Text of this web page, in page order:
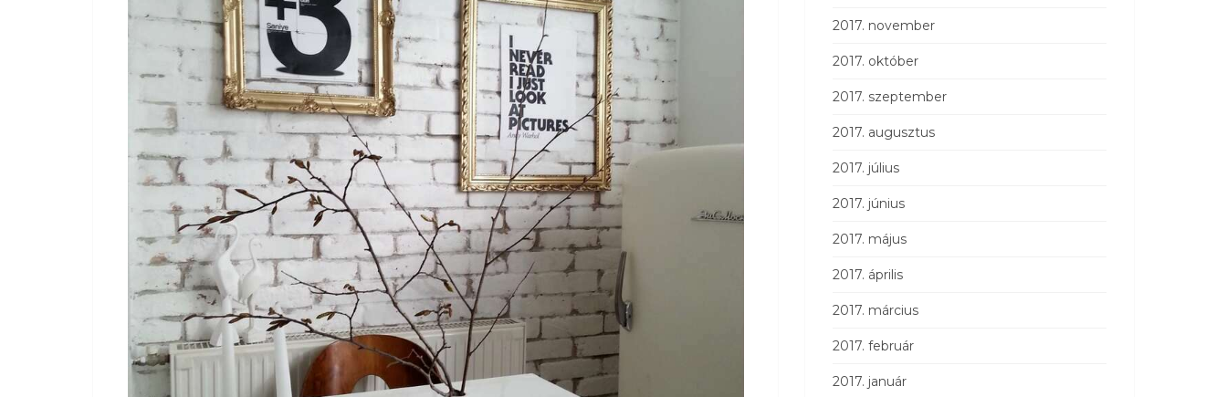
2017. november
2017. október
2017. szeptember
2017. augusztus
2017. július
2017. június
2017. május
2017. április
2017. március
2017. február
2017. január